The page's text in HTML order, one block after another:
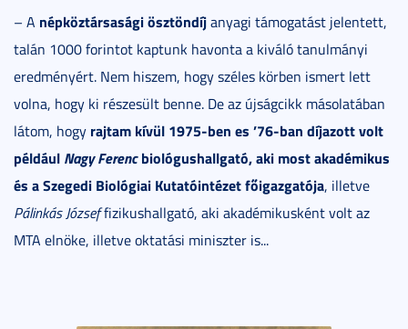
– A népköztársasági ösztöndíjanyagi támogatást jelentett,
talán 1000 forintot kaptunk havonta a kiváló tanulmányi
eredményért. Nem hiszem, hogy széles körben ismert lett
volna, hogy ki részesült benne. De az újságcikk másolatában
látom, hogy rajtam kívül 1975-ben es ’76-ban díjazott volt
például Nagy Ferencbiológushallgató, aki most akadémikus
és a Szegedi Biológiai Kutatóintézet főigazgatója, illetve
Pálinkás Józseffizikushallgató, aki akadémikusként volt az
MTA elnöke, illetve oktatási miniszter is...